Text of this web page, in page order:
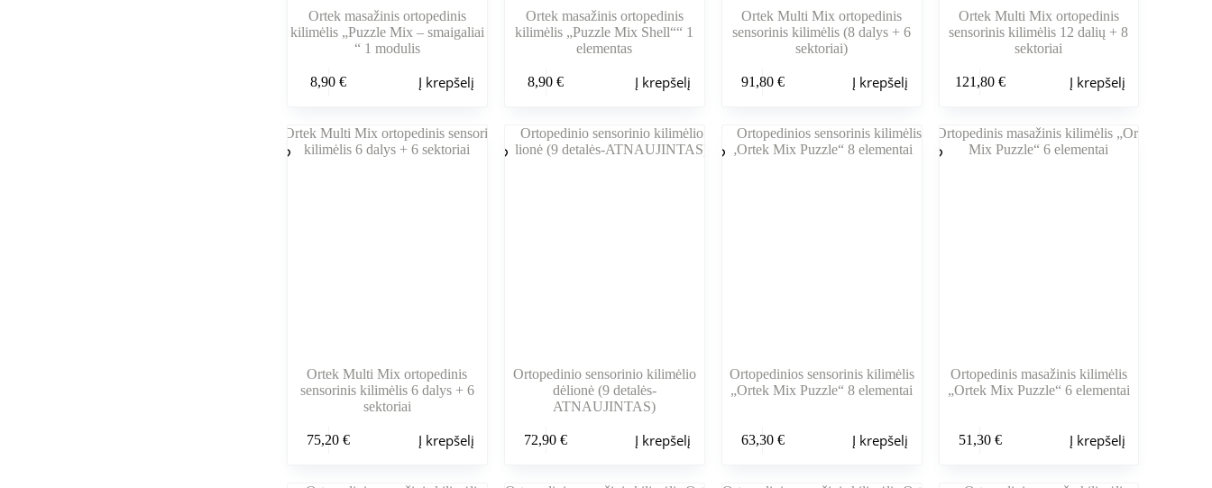
Ortek masažinis ortopedinis
kilimėlis „Puzzle Mix – smaigaliai
“ 1 modulis
8,90€ Į krepšelį
Ortek masažinis ortopedinis
kilimėlis „Puzzle Mix Shell““ 1
elementas
8,90 € Į krepšelį
Ortek Multi Mix ortopedinis
sensorinis kilimėlis (8 dalys + 6
sektoriai)
91,80 € Į krepšelį
Ortek Multi Mix ortopedinis
sensorinis kilimėlis 12 dalių + 8
sektoriai
121,80 € Į krepšelį
Ortek Multi Mix ortopedinis
sensorinis kilimėlis 6 dalys + 6
sektoriai
75,20€ Į krepšelį
Ortopedinio sensorinio kilimėlio
dėlionė (9 detalės-
ATNAUJINTAS)
72,90 € Į krepšelį
Ortopedinios sensorinis kilimėlis
„Ortek Mix Puzzle“ 8 elementai
63,30 € Į krepšelį
Ortopedinis masažinis kilimėlis
„Ortek Mix Puzzle“ 6 elementai
51,30 € Į krepšelį